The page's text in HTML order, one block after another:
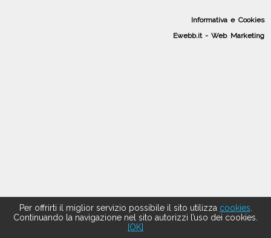
Informativa e Cookies
Ewebb.it - Web Marketing
Per offrirti il miglior servizio possibile il sito utilizza cookies
Continuando la navigazione nel sito autorizzi l’uso dei cookies.
[OK]